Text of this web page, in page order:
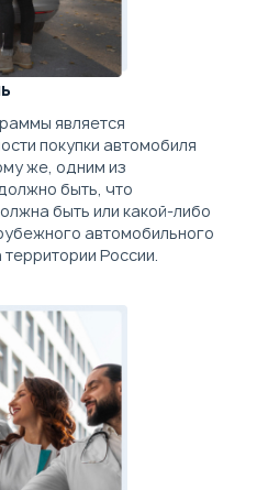
является
покупки автомобиля
же, одним из
быть, что
быть или какой-либо
автомобильного
России.